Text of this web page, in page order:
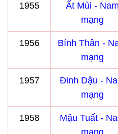
1955
Ất Mùi - Nam
mạng
1956
Bính Thân -
mạng
1957
Đinh Dậu -
mạng
1958
Mậu Tuất -
mạng